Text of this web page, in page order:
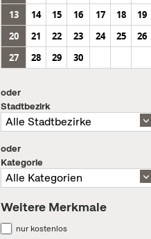
13
14 15 16 17 18
19
20
21 22 23 24 25
26
27
28 29 30
oder
Stadtbezirk
oder
Kategorie
Weitere Merkmale
nur kostenlos